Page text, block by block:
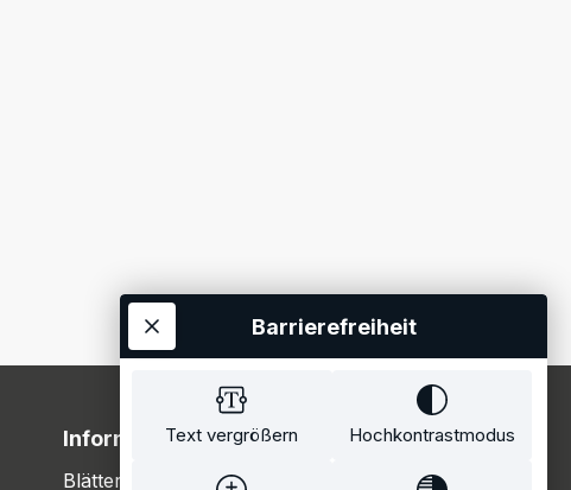
Information
Blätterkatalog
Text vergrößern Hochkontrastmodus
Barrierefreiheit